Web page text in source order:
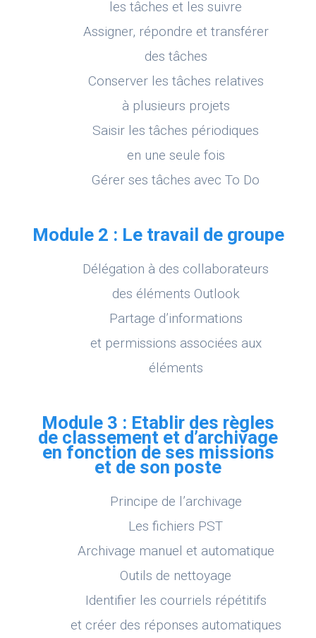
les tâches et les suivre
Assigner, répondre et transférer
des tâches
Conserver les tâches relatives
à plusieurs projets
Saisir les tâches périodiques
en une seule fois
Gérer ses tâches avec To Do
Module 2 : Le travail de groupe
Délégation à des collaborateurs
des éléments Outlook
Partage d’informations
et permissions associées aux
éléments
Module 3 : Etablir des règles
de classement et d’archivage
en fonction de ses missions
et de son poste
Principe de l’archivage
Les fichiers PST
Archivage manuel et automatique
Outils de nettoyage
Identifier les courriels répétitifs
et créer des réponses automatiques